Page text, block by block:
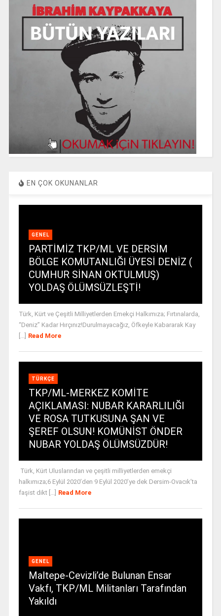
EN ÇOK OKUNANLAR
GENEL
PARTİMİZ TKP/ML VE DERSİM
BÖLGE KOMUTANLIĞI ÜYESİ DENİZ (
CUMHUR SİNAN OKTULMUŞ)
YOLDAŞ ÖLÜMSÜZLEŞTİ!
Türk, Kürt ve Çeşitli Milliyetlerden Emekçi Halkımıza; Fırtınalarda,
“Deniz” Kadar Hırçınız!Durulmayacağız, Öfkeyle Kabararak Kay
Read More
TÜRKÇE
TKP/ML-MERKEZ KOMİTE
AÇIKLAMASI: NUBAR KARARLILIĞI
VE ROSA TUTKUSUNA ŞAN VE
ŞEREF OLSUN! KOMÜNİST ÖNDER
NUBAR YOLDAŞ ÖLÜMSÜZDÜR!
Türk, Kürt Uluslarından ve çeşitli milliyetlerden emekçi
halkımıza;6 Eylül 2020’den 9 Eylül 2020’ye dek Dersim-Ovacık’ta
faşist dikt [...]
Read More
GENEL
Maltepe-Cevizli’de Bulunan Ensar
Vakfı, TKP/ML Militanları Tarafından
Yakıldı